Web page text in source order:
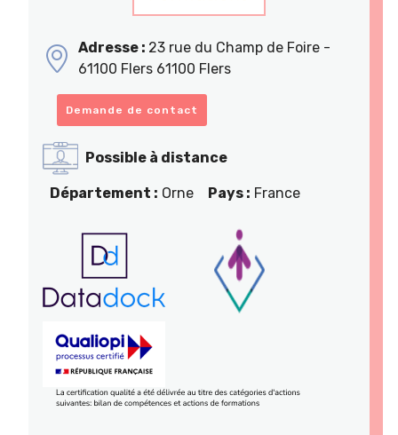
Adresse : 23 rue du Champ de Foire -
61100 Flers 61100 Flers
Demande de contact
Possible à distance
Département : Orne Pays : France